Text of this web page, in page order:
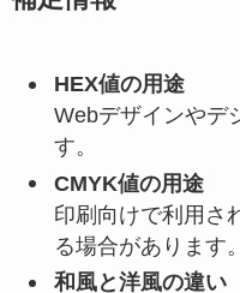
HEX値の用途
Webデザインやデ
す。
CMYK値の用途
印刷向けで利用さ
る場合があります。
和風と洋風の違い